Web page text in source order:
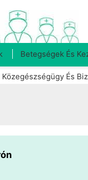
Betegségek És
Közegészségügy És